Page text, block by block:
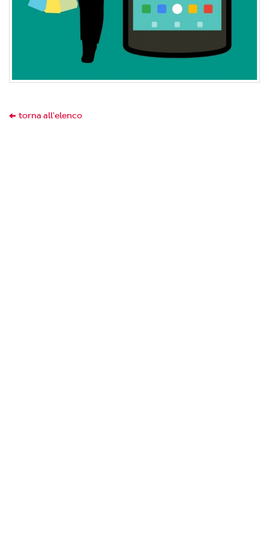
torna all'elenco